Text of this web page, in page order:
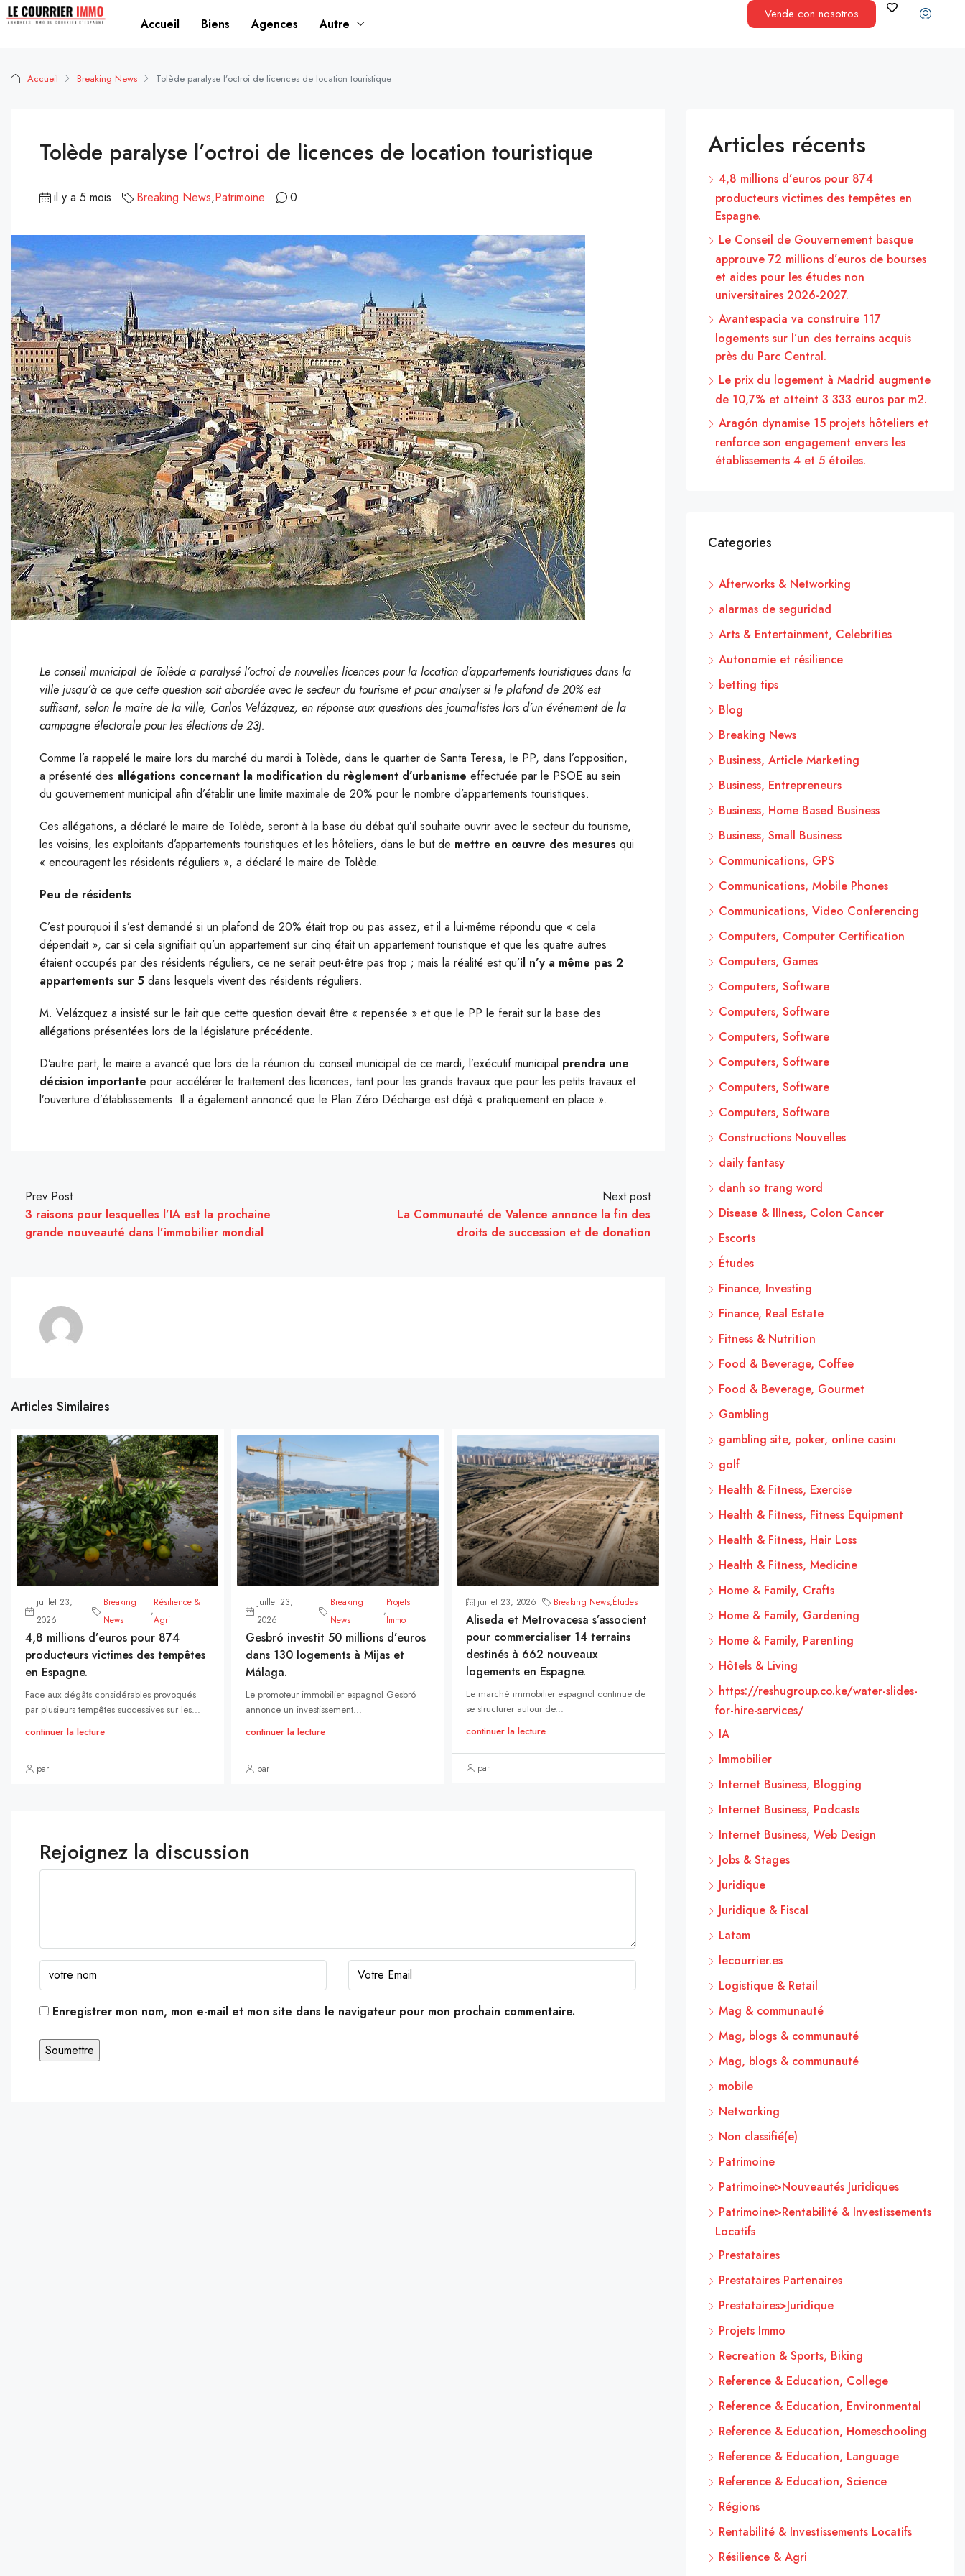
Accueil Biens Agences Autre
Vende con nosotros
Accueil Breaking News Tolède paralyse l’octroi de licences de location touristique
Tolède paralyse l’octroi de licences de location touristique
il y a 5 mois Breaking News,Patrimoine 0
Le conseil municipal de Tolède a paralysé l’octroi de nouvelles licences pour la location d’appartements touristiques dans la
ville jusqu’à ce que cette question soit abordée avec le secteur du tourisme et pour analyser si le plafond de 20% est
suffisant, selon le maire de la ville, Carlos Velázquez, en réponse aux questions des journalistes lors d’un événement de la
campagne électorale pour les élections de 23J.
Comme l’a rappelé le maire lors du marché du mardi à Tolède, dans le quartier de Santa Teresa, le PP, dans l’opposition,
a présenté des allégations concernant la modification du règlement d’urbanisme effectuée par le PSOE au sein
du gouvernement municipal afin d’établir une limite maximale de 20% pour le nombre d’appartements touristiques.
Ces allégations, a déclaré le maire de Tolède, seront à la base du débat qu’il souhaite ouvrir avec le secteur du tourisme,
les voisins, les exploitants d’appartements touristiques et les hôteliers, dans le but de mettre en œuvre des mesures qui
« encouragent les résidents réguliers », a déclaré le maire de Tolède.
Peu de résidents
C’est pourquoi il s’est demandé si un plafond de 20% était trop ou pas assez, et il a lui-même répondu que « cela
dépendait », car si cela signifiait qu’un appartement sur cinq était un appartement touristique et que les quatre autres
étaient occupés par des résidents réguliers, ce ne serait peut-être pas trop ; mais la réalité est qu’il n’y a même pas 2
appartements sur 5 dans lesquels vivent des résidents réguliers.
M. Velázquez a insisté sur le fait que cette question devait être « repensée » et que le PP le ferait sur la base des
allégations présentées lors de la législature précédente.
D’autre part, le maire a avancé que lors de la réunion du conseil municipal de ce mardi, l’exécutif municipal prendra une
décision importante pour accélérer le traitement des licences, tant pour les grands travaux que pour les petits travaux et
l’ouverture d’établissements. Il a également annoncé que le Plan Zéro Décharge est déjà « pratiquement en place ».
Prev Post
3 raisons pour lesquelles l’IA est la prochaine
grande nouveauté dans l’immobilier mondial
Next post
La Communauté de Valence annonce la fin des
droits de succession et de donation
Articles Similaires
juillet 23,
2026
Breaking
News
,
Résilience &
Agri
4,8 millions d’euros pour 874
producteurs victimes des tempêtes
en Espagne.
Face aux dégâts considérables provoqués
par plusieurs tempêtes successives sur les...
continuer la lecture
par
juillet 23,
2026
Breaking
News
,
Projets
Immo
Gesbró investit 50 millions d’euros
dans 130 logements à Mijas et
Málaga.
Le promoteur immobilier espagnol Gesbró
annonce un investissement...
continuer la lecture
par
juillet 23, 2026 Breaking News,Études
Aliseda et Metrovacesa s’associent
pour commercialiser 14 terrains
destinés à 662 nouveaux
logements en Espagne.
Le marché immobilier espagnol continue de
se structurer autour de...
continuer la lecture
par
Rejoignez la discussion
Enregistrer mon nom, mon e-mail et mon site dans le navigateur pour mon prochain commentaire.
Articles récents
4,8 millions d’euros pour 874
producteurs victimes des tempêtes en
Espagne.
Le Conseil de Gouvernement basque
approuve 72 millions d’euros de bourses
et aides pour les études non
universitaires 2026-2027.
Avantespacia va construire 117
logements sur l’un des terrains acquis
près du Parc Central.
Le prix du logement à Madrid augmente
de 10,7% et atteint 3 333 euros par m2.
Aragón dynamise 15 projets hôteliers et
renforce son engagement envers les
établissements 4 et 5 étoiles.
Categories
Afterworks & Networking
alarmas de seguridad
Arts & Entertainment, Celebrities
Autonomie et résilience
betting tips
Blog
Breaking News
Business, Article Marketing
Business, Entrepreneurs
Business, Home Based Business
Business, Small Business
Communications, GPS
Communications, Mobile Phones
Communications, Video Conferencing
Computers, Computer Certification
Computers, Games
Computers, Software
Computers, Software
Computers, Software
Computers, Software
Computers, Software
Computers, Software
Constructions Nouvelles
daily fantasy
danh so trang word
Disease & Illness, Colon Cancer
Escorts
Études
Finance, Investing
Finance, Real Estate
Fitness & Nutrition
Food & Beverage, Coffee
Food & Beverage, Gourmet
Gambling
gambling site, poker, online casinı
golf
Health & Fitness, Exercise
Health & Fitness, Fitness Equipment
Health & Fitness, Hair Loss
Health & Fitness, Medicine
Home & Family, Crafts
Home & Family, Gardening
Home & Family, Parenting
Hôtels & Living
https://reshugroup.co.ke/water-slides-
for-hire-services/
IA
Immobilier
Internet Business, Blogging
Internet Business, Podcasts
Internet Business, Web Design
Jobs & Stages
Juridique
Juridique & Fiscal
Latam
lecourrier.es
Logistique & Retail
Mag & communauté
Mag, blogs & communauté
Mag, blogs & communauté
mobile
Networking
Non classifié(e)
Patrimoine
Patrimoine>Nouveautés Juridiques
Patrimoine>Rentabilité & Investissements
Locatifs
Prestataires
Prestataires Partenaires
Prestataires>Juridique
Projets Immo
Recreation & Sports, Biking
Reference & Education, College
Reference & Education, Environmental
Reference & Education, Homeschooling
Reference & Education, Language
Reference & Education, Science
Régions
Rentabilité & Investissements Locatifs
Résilience & Agri